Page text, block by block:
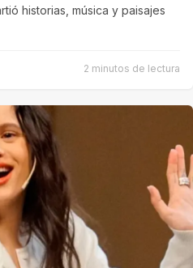
historias, música y paisajes
2 minutos de lectura